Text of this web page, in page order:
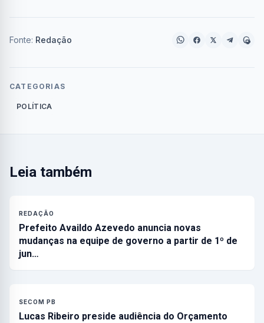
Fonte: Redação
CATEGORIAS
POLÍTICA
Leia também
REDAÇÃO
Prefeito Availdo Azevedo anuncia novas
mudanças na equipe de governo a partir de 1º de
jun…
SECOM PB
Lucas Ribeiro preside audiência do Orçamento